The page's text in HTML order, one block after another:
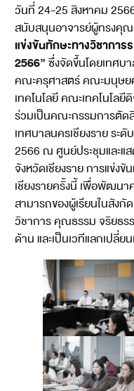
วันที่ 24-25 สิงหาคม
สนับสนุนอาจารย์ผู้ทรงคุ
แข่งขันทักษะทางวิชาการ
2566”ซึ่งจัดขึ้นโดยเทศบ
คณะครุศาสตร์ คณะมนุษย
เทคโนโลยี คณะเทคโนโล
ร่วมเป็นคณะกรรมการตัด
เทศบาลนครเชียงราย ระ
2566 ณ ศูนย์ประชุมและแ
จังหวัดเชียงราย การแข่ง
เชียงรายครั้งนี้ เพื่อพัฒน
สามารถของผู้เรียนในสังกั
วิชาการ คุณธรรม จริยธ
ด้าน และเป็นเวทีแลกเปลี่ย